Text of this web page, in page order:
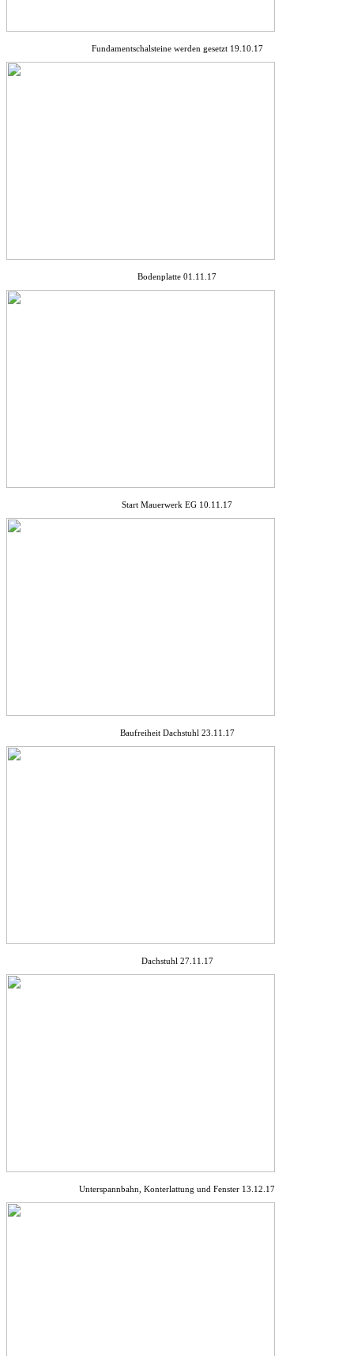
Fundamentschalsteine werden gesetzt 19.10.17
Bodenplatte 01.11.17
Start Mauerwerk EG 10.11.17
Baufreiheit Dachstuhl 23.11.17
Dachstuhl 27.11.17
Unterspannbahn, Konterlattung und Fenster 13.12.17